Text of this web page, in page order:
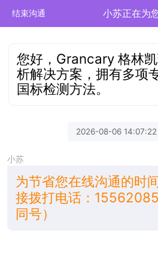
结束沟通 小苏正在为
您好，Grancary 格林
析解决方案，拥有多项
国标检测方法。
2026-08-06 14:07:22
小苏
为节省您在线沟通的时
接拨打电话：
同号）